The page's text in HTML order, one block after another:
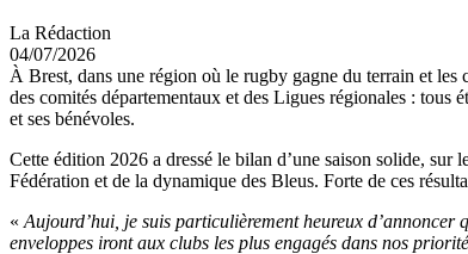
La Rédaction
04/07/2026
À Brest, dans une région où le rugby gagne du terrain et
des comités départementaux et des Ligues régionales : tous
et ses bénévoles.
Cette édition 2026 a dressé le bilan d’une saison solide,
Fédération et de la dynamique des Bleus. Forte de ces
« Aujourd’hui, je suis particulièrement heureux
enveloppes iront aux clubs les plus engagés dans nos